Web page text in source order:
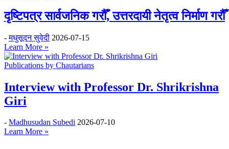
दृष्टिपत्र सार्वजनिक गरौँ, उत्तरदायी नेतृत्व निर्माण गरौँ
-मधुसूदन सुवेदी 2026-07-15
Learn More »
Publications by Chautarians
Interview with Professor Dr. Shrikrishna
Giri
- Madhusudan Subedi 2026-07-10
Learn More »